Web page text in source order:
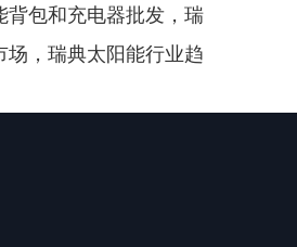
背包和充电器批发，瑞
场，瑞典太阳能行业趋